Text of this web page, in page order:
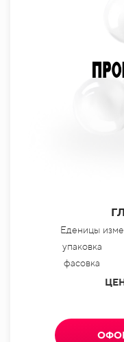
Еденицы
упаковка
фасовка